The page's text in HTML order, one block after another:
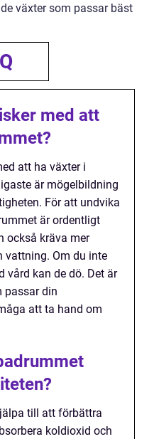
växter som passar bäst
med att
att ha växter i
är mögelbildning
För att undvika
är ordentligt
också kräva mer
vattning. Om du inte
vård kan de dö. Det är
passar din
att ta hand om
till att förbättra
koldioxid och